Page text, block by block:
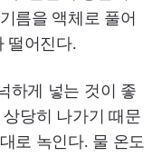
름을 액체로 풀어
떨어진다.
하게 넣는 것이 좋
당히 나가기 때문
로 녹인다. 물 온도